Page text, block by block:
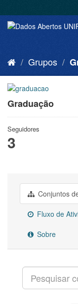
Grupos
Graduação
Seguidores
3
Conjuntos
Fluxo de
Sobre